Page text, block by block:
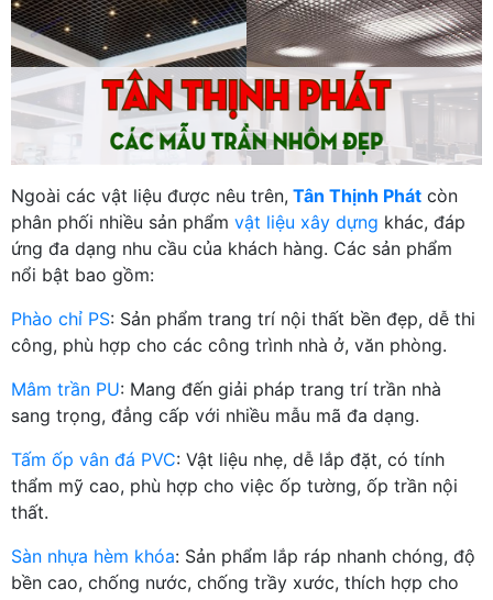
Ngoài các vật liệu được nêu trên, Tân Thịnh Phát còn
phân phối nhiều sản phẩm vật liệu xây dựng khác, đáp
ứng đa dạng nhu cầu của khách hàng. Các sản phẩm
nổi bật bao gồm:
Phào chỉ PS: Sản phẩm trang trí nội thất bền đẹp, dễ thi
công, phù hợp cho các công trình nhà ở, văn phòng.
Mâm trần PU: Mang đến giải pháp trang trí trần nhà
sang trọng, đẳng cấp với nhiều mẫu mã đa dạng.
Tấm ốp vân đá PVC: Vật liệu nhẹ, dễ lắp đặt, có tính
thẩm mỹ cao, phù hợp cho việc ốp tường, ốp trần nội
thất.
Sàn nhựa hèm khóa: Sản phẩm lắp ráp nhanh chóng, độ
bền cao, chống nước, chống trầy xước, thích hợp cho